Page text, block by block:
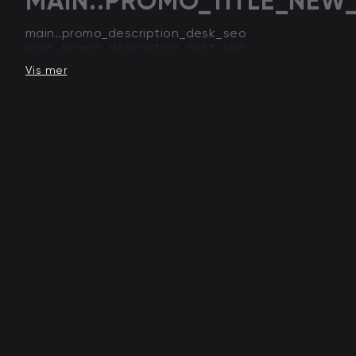
main..promo_description_desk_seo
Vis mer